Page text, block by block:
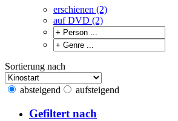
erschienen (2)
auf DVD (2)
Sortierung nach
absteigend aufsteigend
Gefiltert nach